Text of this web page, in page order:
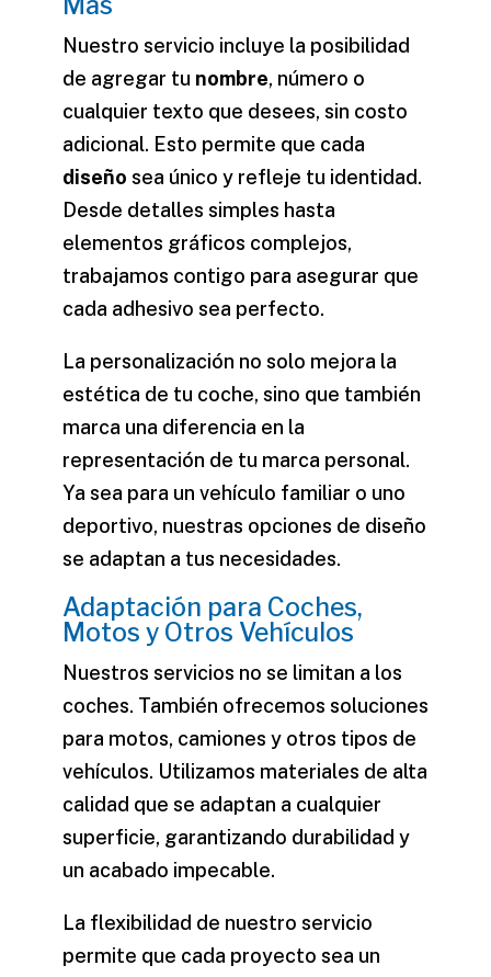
Nuestro servicio incluye la posibilidad
de agregar tu nombre, número o
cualquier texto que desees, sin costo
adicional. Esto permite que cada
diseño sea único y refleje tu identidad.
Desde detalles simples hasta
elementos gráficos complejos,
trabajamos contigo para asegurar que
cada adhesivo sea perfecto.
La personalización no solo mejora la
estética de tu coche, sino que también
marca una diferencia en la
representación de tu marca personal.
Ya sea para un vehículo familiar o uno
deportivo, nuestras opciones de diseño
se adaptan a tus necesidades.
Adaptación para Coches,
Motos y Otros Vehículos
Nuestros servicios no se limitan a los
coches. También ofrecemos soluciones
para motos, camiones y otros tipos de
vehículos. Utilizamos materiales de alta
calidad que se adaptan a cualquier
superficie, garantizando durabilidad y
un acabado impecable.
La flexibilidad de nuestro servicio
permite que cada proyecto sea un